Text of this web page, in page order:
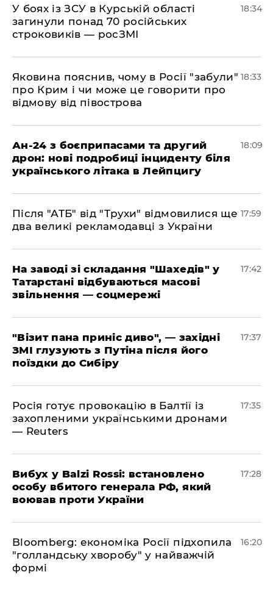
​У боях із ЗСУ в Курській області
загинули понад 70 російських
строковиків — росЗМІ
18:34
​Яковина пояснив, чому в Росії "забули"
про Крим і чи може це говорити про
відмову від півострова
18:33
​Ан-24 з боєприпасами та другий
дрон: нові подробиці інциденту біля
українського літака в Лейпцигу
18:09
​Після "АТБ" від "Трухи" відмовилися ще
два великі рекламодавці з України
17:59
​На заводі зі складання "Шахедів" у
Татарстані відбуваються масові
звільнення — соцмережі
17:42
"Візит пана приніс диво", — західні
ЗМІ глузують з Путіна після його
поїздки до Сибіру
17:37
Росія готує провокацію в Балтії із
захопленими українськими дронами
— Reuters
17:35
​Вибух у Balzi Rossi: встановлено
особу вбитого генерала РФ, який
воював проти України
17:28
Bloomberg: економіка Росії підхопила
"голландську хворобу" у найважчій
формі
16:20